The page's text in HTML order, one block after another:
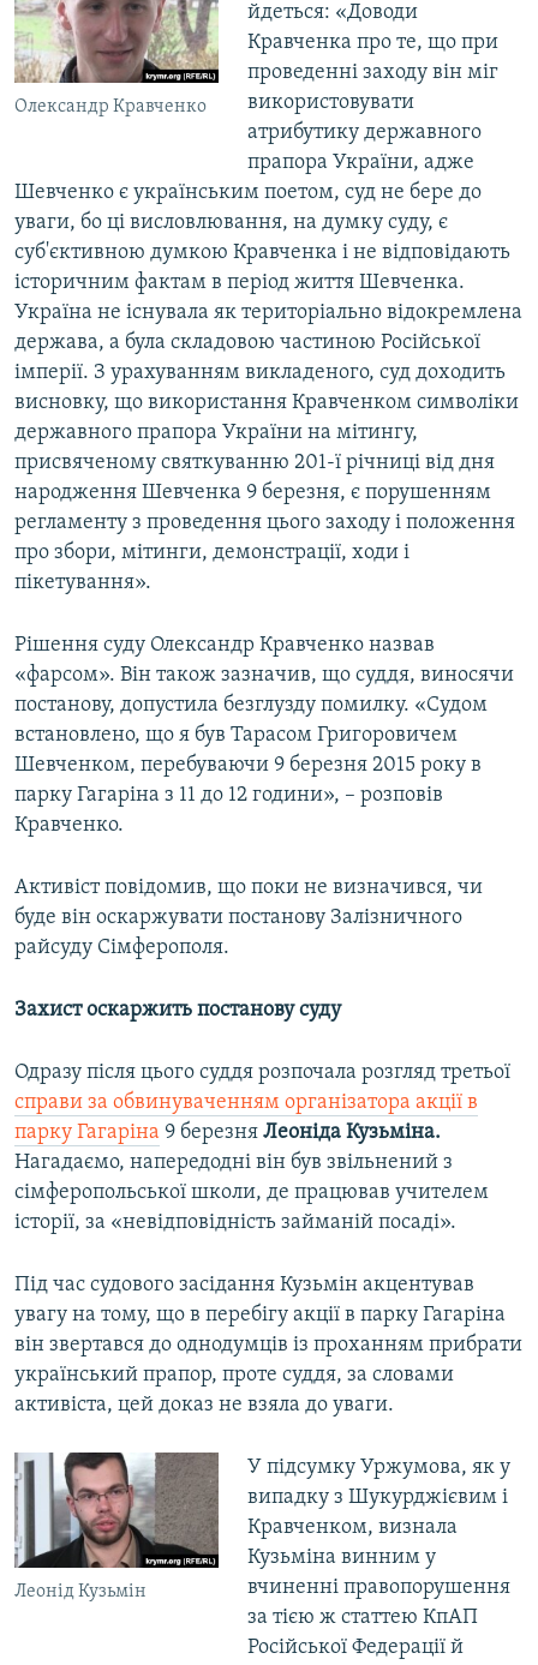
Олександр Кравченко
йдеться: «Доводи
Кравченка про те, що при
проведенні заходу він міг
використовувати
атрибутику державного
прапора України, адже
Шевченко є українським поетом, суд не бере до
уваги, бо ці висловлювання, на думку суду, є
суб'єктивною думкою Кравченка і не відповідають
історичним фактам в період життя Шевченка.
Україна не існувала як територіально відокремлена
держава, а була складовою частиною Російської
імперії. З урахуванням викладеного, суд доходить
висновку, що використання Кравченком символіки
державного прапора України на мітингу,
присвяченому святкуванню 201-ї річниці від дня
народження Шевченка 9 березня, є порушенням
регламенту з проведення цього заходу і положення
про збори, мітинги, демонстрації, ходи і
пікетування».
Рішення суду Олександр Кравченко назвав
«фарсом». Він також зазначив, що суддя, виносячи
постанову, допустила безглузду помилку. «Судом
встановлено, що я був Тарасом Григоровичем
Шевченком, перебуваючи 9 березня 2015 року в
парку Гагаріна з 11 до 12 години», – розповів
Кравченко.
Активіст повідомив, що поки не визначився, чи
буде він оскаржувати постанову Залізничного
райсуду Сімферополя.
Захист оскаржить постанову суду
Одразу після цього суддя розпочала розгляд третьої
справи за обвинуваченням організатора акції в
парку Гагаріна 9 березня Леоніда Кузьміна.
Нагадаємо, напередодні він був звільнений з
сімферопольської школи, де працював учителем
історії, за «невідповідність займаній посаді».
Під час судового засідання Кузьмін акцентував
увагу на тому, що в перебігу акції в парку Гагаріна
він звертався до однодумців із проханням прибрати
український прапор, проте суддя, за словами
активіста, цей доказ не взяла до уваги.
Леонід Кузьмін
У підсумку Уржумова, як у
випадку з Шукурджієвим і
Кравченком, визнала
Кузьміна винним у
вчиненні правопорушення
за тією ж статтею КпАП
Російської Федерації й